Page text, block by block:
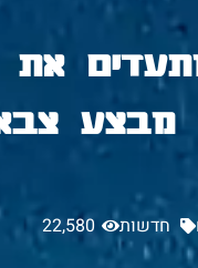
מבצע
חדשות 22,580